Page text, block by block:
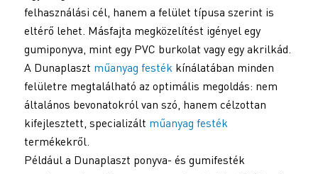
felhasználási cél, hanem a felület típusa szerint is
eltérő lehet. Másfajta megközelítést igényel egy
gumiponyva, mint egy PVC burkolat vagy egy akrilkád.
A Dunaplaszt műanyag festékkínálatában minden
felületre megtalálható az optimális megoldás: nem
általános bevonatokról van szó, hanem célzottan
kifejlesztett, specializált műanyag festék
termékekről.
Például a Dunaplaszt ponyva- és gumifesték